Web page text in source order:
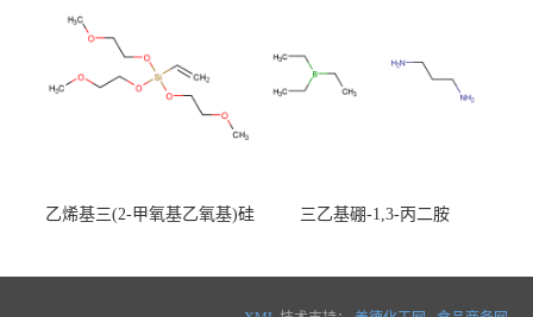
乙烯基三(2-甲氧基乙氧基)硅
三乙基硼-1,3-丙二胺